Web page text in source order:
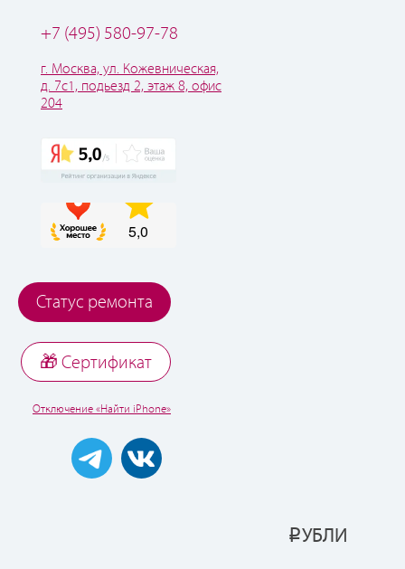
+7 (495) 580-97-78
г. Москва, ул. Кожевническая,
д. 7с1, подьезд 2, этаж 8, офис
204
Статус ремонта
🎁 Cертификат
Отключение «Найти iPhone»
РУБЛИ